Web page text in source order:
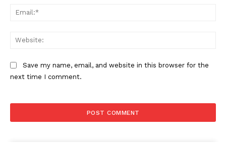
Save my name, email, and website in this browser for the
next time I comment.